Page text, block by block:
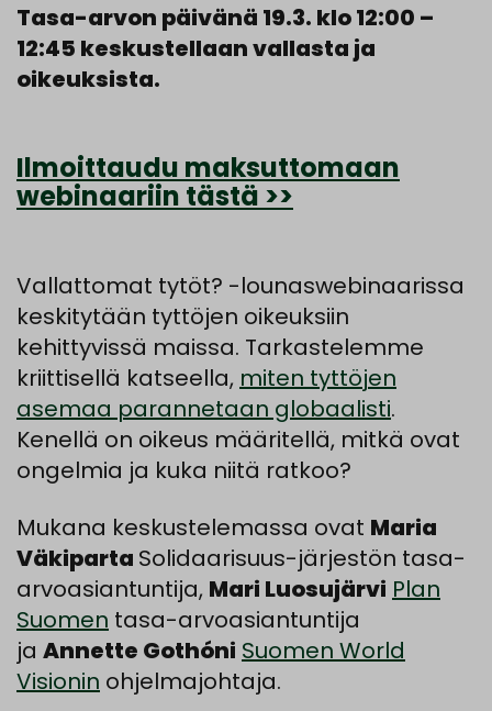
Tasa-arvon päivänä 19.3. klo 12:00 –
12:45 keskustellaan vallasta ja
oikeuksista.
Ilmoittaudu maksuttomaan
webinaariin tästä >>
Vallattomat tytöt? -lounaswebinaarissa
keskitytään tyttöjen oikeuksiin
kehittyvissä maissa. Tarkastelemme
kriittisellä katseella, miten tyttöjen
asemaa parannetaan globaalisti.
Kenellä on oikeus määritellä, mitkä ovat
ongelmia ja kuka niitä ratkoo?
Mukana keskustelemassa ovat Maria
Väkiparta Solidaarisuus-järjestön tasa-
arvoasiantuntija, Mari Luosujärvi Plan
Suomen tasa-arvoasiantuntija
ja Annette Gothóni Suomen World
Visionin ohjelmajohtaja.